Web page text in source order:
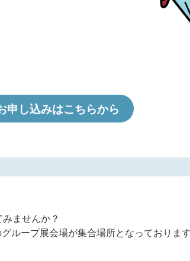
申し込みはこちらから
ませんか？
ループ展会場が集合場所となっておりま